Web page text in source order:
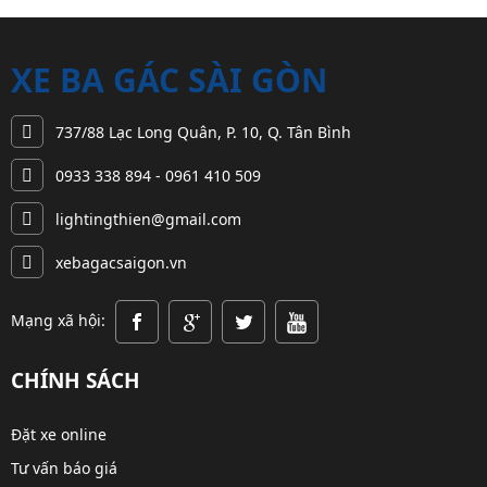
XE BA GÁC SÀI GÒN
737/88 Lạc Long Quân, P. 10, Q. Tân Bình
0933 338 894 - 0961 410 509
lightingthien@gmail.com
xebagacsaigon.vn
Mạng xã hội:
CHÍNH SÁCH
Đặt xe online
Tư vấn báo giá